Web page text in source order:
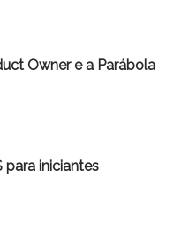
Owner e a Parábola
para iniciantes